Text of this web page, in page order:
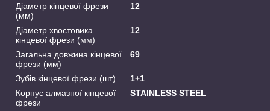
Діаметр кінцевої фрези
(мм)
12
Діаметр хвостовика
кінцевої фрези (мм)
12
Загальна довжина кінцевої
фрези (мм)
69
Зубів кінцевої фрези (шт)
1+1
Корпус алмазної кінцевої
фрези
STAINLESS STEEL